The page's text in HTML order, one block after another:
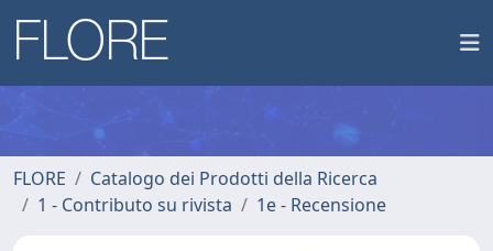
FLORE
Catalogo dei Prodotti della Ricerca
1 - Contributo su rivista
1e - Recensione